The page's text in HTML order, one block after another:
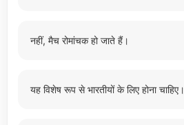
नहीं, मैच रोमांचक हो जाते हैं।
यह विशेष रूप से भारतीयों के लिए होना चाहिए।